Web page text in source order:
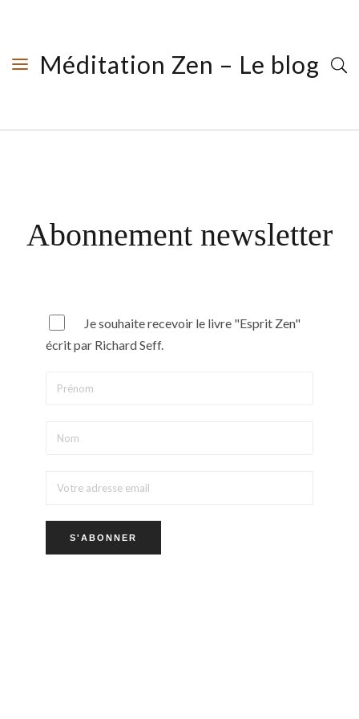
Méditation Zen – Le blog
Abonnement newsletter
Je souhaite recevoir le livre "Esprit Zen"
écrit par Richard Seff.